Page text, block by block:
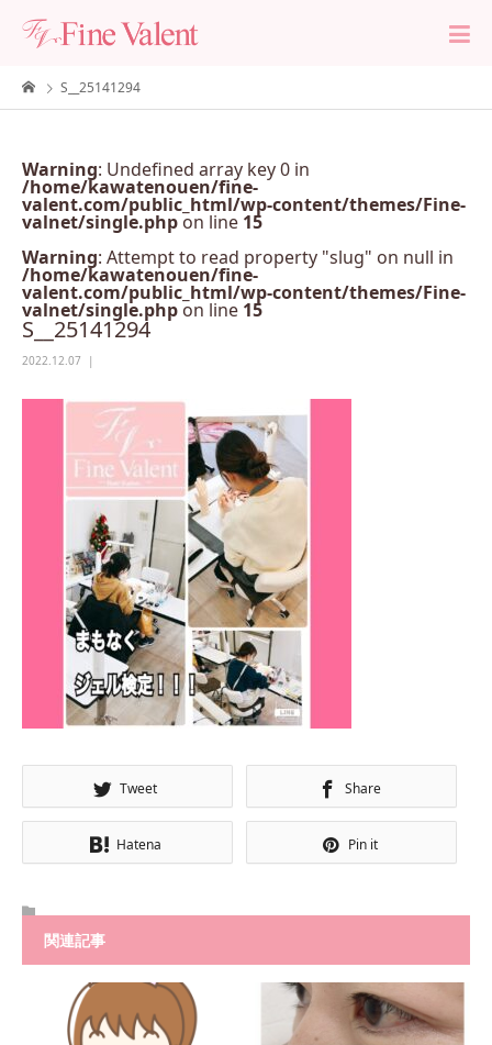
S__25141294
Warning: Undefined array key 0 in
/home/kawatenouen/fine-
valent.com/public_html/wp-content/themes/Fine-
valnet/single.phpon line 15
Warning: Attempt to read property "slug" on null in
/home/kawatenouen/fine-
valent.com/public_html/wp-content/themes/Fine-
valnet/single.phpon line 15
S__25141294
2022.12.07
Tweet Share
Hatena Pin it
関連記事